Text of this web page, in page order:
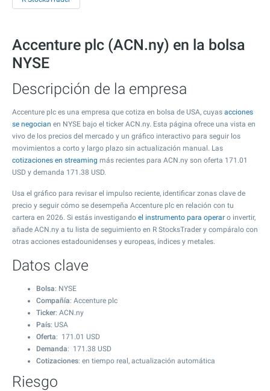
Accenture plc (ACN.ny) en la bolsa
NYSE
Descripción de la empresa
Accenture plc es una empresa que cotiza en bolsa de USA, cuyas acciones
se negocian en NYSE bajo el ticker ACN.ny. Esta página ofrece una vista en
vivo de los precios del mercado y un gráfico interactivo para seguir los
movimientos a corto y largo plazo sin actualización manual. Las
cotizaciones en streaming más recientes para ACN.ny son oferta 171.01
USD y demanda 171.38 USD.
Usa el gráfico para revisar el impulso reciente, identificar zonas clave de
precio y seguir cómo se desempeña Accenture plc en relación con tu
cartera en 2026. Si estás investigando el instrumento para operar o invertir,
añade ACN.ny a tu lista de seguimiento en R StocksTrader y compáralo con
otras acciones estadounidenses y europeas, índices y metales.
Datos clave
Bolsa: NYSE
Compañía: Accenture plc
Ticker: ACN.ny
País: USA
Oferta: 171.01 USD
Demanda: 171.38 USD
Cotizaciones: en tiempo real, actualización automática
Riesgo